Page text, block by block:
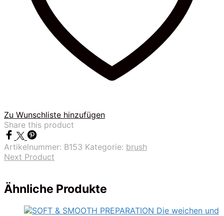
Zu Wunschliste hinzufügen
Share this product
Artikelnummer: B153 Kategorie: brush
Next Product
Ähnliche Produkte